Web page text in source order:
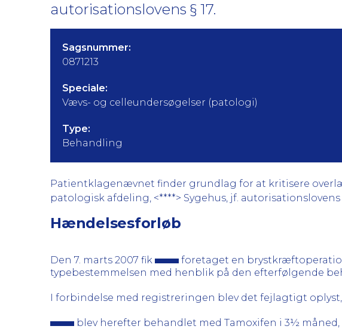
autorisationslovens § 17.
Sagsnummer:
0871213
Speciale:
Vævs- og celleundersøgelser (patologi)
Type:
Behandling
Patientklagenævnet finder grundlag for at kritisere
patologisk afdeling, <****> Sygehus, jf. autorisationslovens
Hændelsesforløb
Den 7. marts 2007 fik foretaget en
typebestemmelsen med henblik på den efterfølgende
I forbindelse med registreringen blev det fejlagtigt
blev herefter behandlet med Tamoxifen i 3½